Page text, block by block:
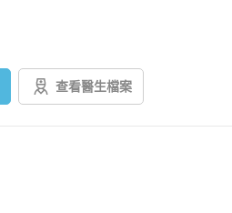
查看醫生檔案